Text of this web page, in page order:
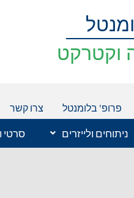
וקטרקט
פרופ' בלומנטל צרו קשר
ניתוחים ולייזרים סרטי